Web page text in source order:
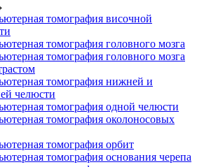
томография височной
томография головного мозга
томография головного мозга
томография нижней и
челюсти
томография одной челюсти
томография околоносовых
томография орбит
томография основания черепа